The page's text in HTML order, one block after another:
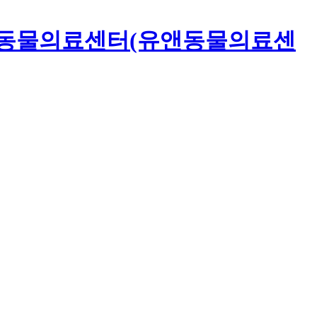
물의료센터(유앤동물의료센